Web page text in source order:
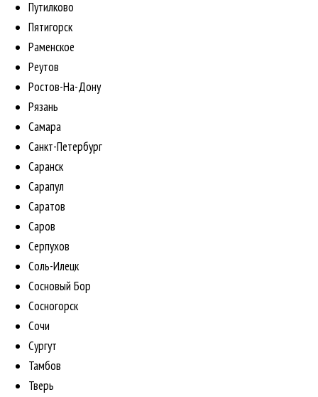
Путилково
Пятигорск
Раменское
Реутов
Ростов-На-Дону
Рязань
Самара
Санкт-Петербург
Саранск
Сарапул
Саратов
Саров
Серпухов
Соль-Илецк
Сосновый Бор
Сосногорск
Сочи
Сургут
Тамбов
Тверь